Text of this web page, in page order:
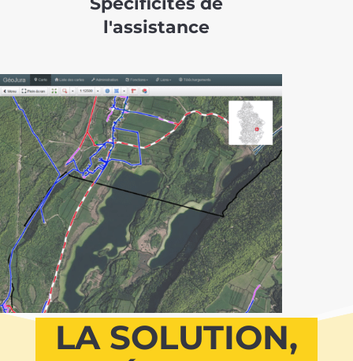
l'assistance
LA SOLUTION,